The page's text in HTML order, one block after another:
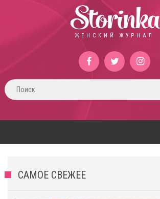
Storinka
ЖЕНСКИЙ ЖУРНАЛ
САМОЕ СВЕЖЕЕ